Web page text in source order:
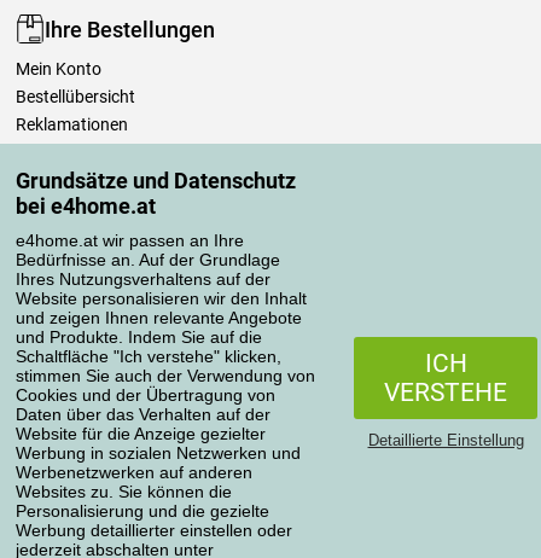
Grundsätze und Datenschutz
bei e4home.at
e4home.at wir passen an Ihre
Bedürfnisse an. Auf der Grundlage
Ihres Nutzungsverhaltens auf der
Website personalisieren wir den Inhalt
und zeigen Ihnen relevante Angebote
und Produkte. Indem Sie auf die
Schaltfläche "Ich verstehe" klicken,
stimmen Sie auch der Verwendung von
Cookies und der Übertragung von
Daten über das Verhalten auf der
Website für die Anzeige gezielter
Werbung in sozialen Netzwerken und
Werbenetzwerken auf anderen
Websites zu. Sie können die
Personalisierung und die gezielte
Werbung detaillierter einstellen oder
jederzeit abschalten unter
ICH
VERSTEHE
Detaillierte Einstellung
Ihre Bestellungen
Mein Konto
Bestellübersicht
Reklamationen
Einfach mehr wissen
Richtlinien zur Verarbeitung von Bewertungen
Transportarten
Zahlungsmethoden
Datenschutzerklärung